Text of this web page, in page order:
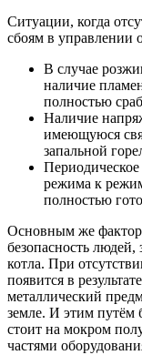
Ситуации, когда
сбоям в управлении
В случае
наличие
полностью
Наличие
имеющуюся
запальной
режима к
полностью
Основным же
безопасность
котла. При
появится в
металлический
земле. И этим путём
стоит на мокром
частями